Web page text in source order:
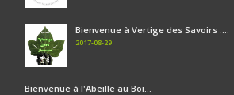
Bienvenue à Vertige des Savoirs :...
2017-08-29
Bienvenue à l'Abeille au Boi...